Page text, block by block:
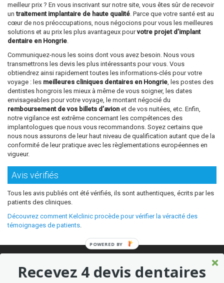
meilleur prix ? En vous inscrivant sur notre site, vous êtes sûr de recevoir
untraitement implantaire de haute qualité . Parce que votre santé est au
cœur de nos préoccupations, nous négocions pour vous les meilleures
solutions et au prix les plus avantageux pourvotre projet d’implant
dentaire en Hongrie
Communiquez-nous les soins dont vous avez besoin. Nous vous
transmettrons les devis les plus intéressants pour vous. Vous
obtiendrez ainsi rapidement toutes les informations-clés pour votre
voyage : les meilleures cliniques dentaires en Hongrie , les postes des
dentistes hongrois les mieux à même de vous soigner, les dates
envisageables pour votre voyage, le montant négocié du
remboursement de vos billets d’avion et de vos nuitées, etc. Enfin,
notre vigilance est extrême concernant les compétences des
implantologues que nous vous recommandons. Soyez certains que
nous nous assurons de leur haut niveau de qualification autant que de la
conformité de leur pratique avec les règlementations européennes en
vigueur.
Avis vérifiés
Tous les avis publiés ont été vérifiés, ils sont authentiques, écrits par les
patients des cliniques.
Découvrez comment Kelclinic procède pour vérifier la véracité des
témoignages de patients
Recevez 4 devis dentaires
POWERED BY